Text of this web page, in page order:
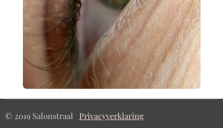
© 2019 Salonstraal Privacyverklaring